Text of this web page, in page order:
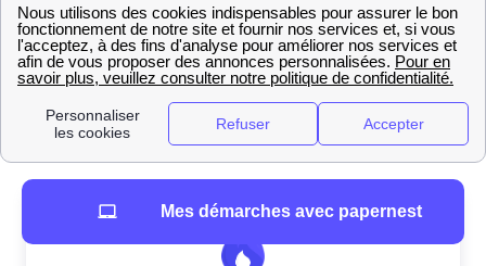
niveau de consommation de gaz. Les tarifs
appliqués varient, offrant souvent des
conditions plus favorables aux consommateurs
ayant une consommation élevée.
Mes démarches avec papernest